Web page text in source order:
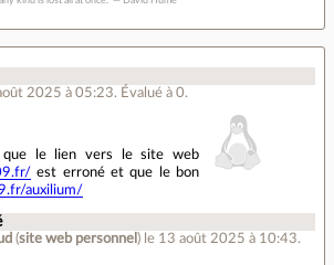
2025 à 05:23. Évalué à 0.
que le lien vers le site web
est erroné et que le bon
auxilium/
(site web personnel ) le 13 août 2025 à 10:43.